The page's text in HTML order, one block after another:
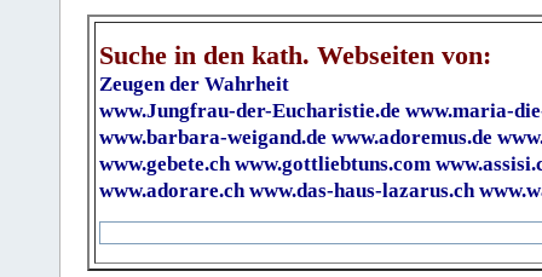
Suche in den kath. Webseiten von:
Zeugen der Wahrheit
www.Jungfrau-der-Eucharistie.de www.maria-
www.barbara-weigand.de www.adoremus.de
www.gebete.ch www.gottliebtuns.com
www.adorare.ch www.das-haus-lazarus.ch